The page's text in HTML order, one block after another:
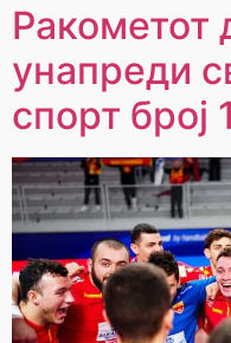
Ракометот
унапреди
спорт број